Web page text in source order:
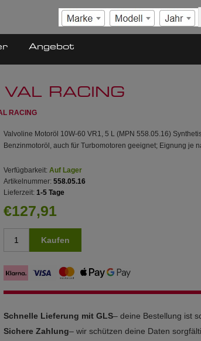
Angebot
RACING
RACING
Valvoline Motoröl 10W-60 VR1, 5 L (MPN 558.05.16)
Benzinmotoröl, auch für Turbomotoren geeignet; Eignung je
Verfügbarkeit: Auf Lager
Artikelnummer: 558.05.16
Lieferzeit: 1-5 Tage
€127,91
Kaufen
Schnelle Lieferung mit GLS– deine Bestellung ist
Sichere Zahlung– wir schützen deine Daten